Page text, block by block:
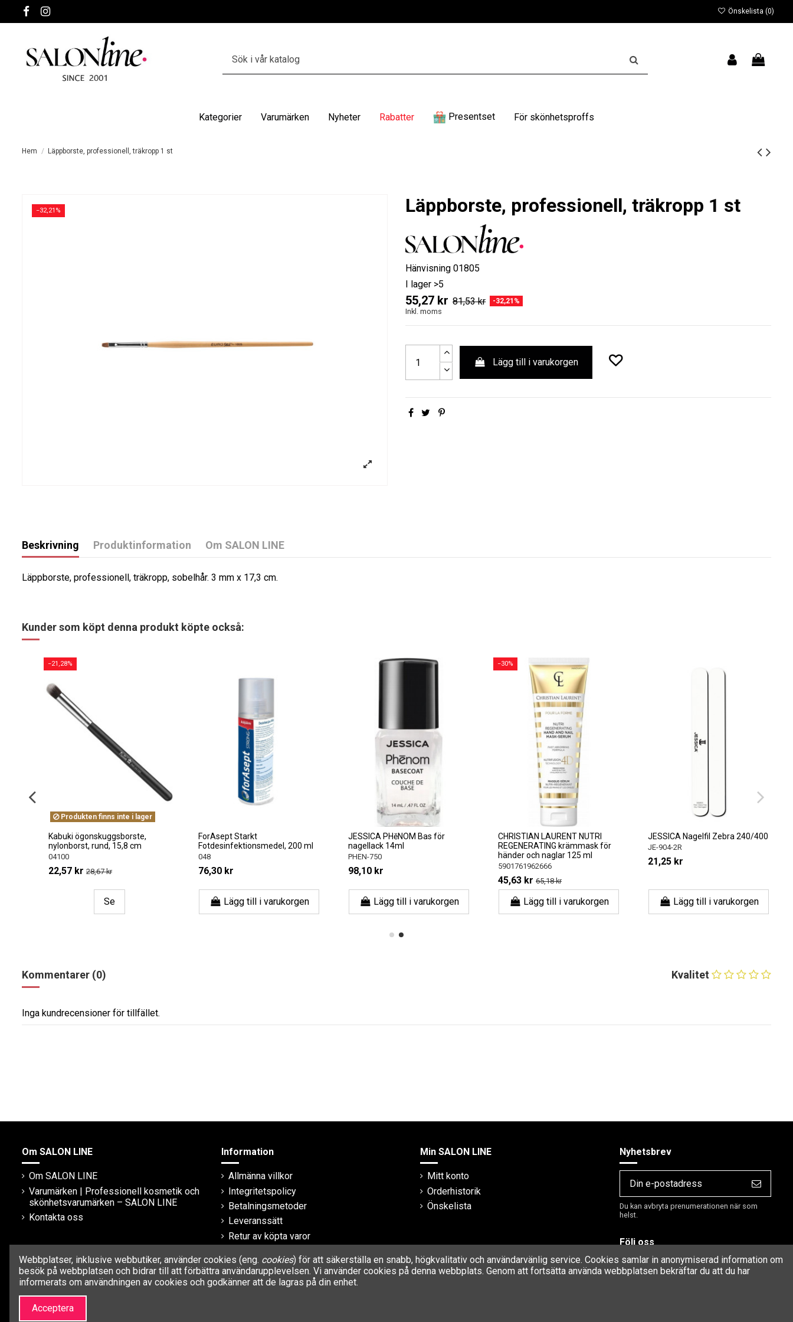
Önskelista (0)
Kategorier Varumärken Nyheter Rabatter Presentset För skönhetsproffs
Hem Läppborste, professionell, träkropp 1 st
−32,21% Läppborste, professionell, träkropp 1 st
Hänvisning 01805
I lager >5
55,27 kr 81,53 kr -32,21%
Inkl. moms
Lägg till i varukorgen
Beskrivning Produktinformation Om SALON LINE
Läppborste, professionell, träkropp, sobelhår. 3 mm x 17,3 cm.
Kunder som köpt denna produkt köpte också:
−21,28%
Produkten finns inte i lager
Kabuki ögonskuggsborste,
nylonborst, rund, 15,8 cm
04100
22,57 kr 28,67 kr
ForAsept Starkt
Fotdesinfektionsmedel, 200 ml
76,30 kr
Lägg till i varukorgen
JESSICA PHĕNOM Bas för
nagellack 14ml
PHEN-750
98,10 kr
Lägg till i varukorgen
−30%
CHRISTIAN LAURENT NUTRI
REGENERATING krämmask för
händer och naglar 125 ml
5901761962666
45,63 kr 65,18 kr
Lägg till i varukorgen
JESSICA Nagelfil Zebra 240/400
JE-904-2R
21,25 kr
Lägg till i varukorgen
Kvalitet
Kommentarer (0)
Inga kundrecensioner för tillfället.
Om SALON LINE
Om SALON LINE
Varumärken | Professionell kosmetik och
skönhetsvarumärken – SALON LINE
Kontakta oss
Information
Allmänna villkor
Integritetspolicy
Betalningsmetoder
Leveranssätt
Retur av köpta varor
Min SALON LINE
Mitt konto
Orderhistorik
Önskelista
Nyhetsbrev
Du kan avbryta prenumerationen när som
helst.
Följ oss
Webbplatser, inklusive webbutiker, använder cookies (eng. cookies) för att säkerställa en snabb, högkvalitativ och användarvänlig service. Cookies samlar in anonymiserad information om
besök på webbplatsen och bidrar till att förbättra användarupplevelsen. Vi använder cookies på denna webbplats. Genom att fortsätta använda webbplatsen bekräftar du att du har
informerats om användningen av cookies och godkänner att de lagras på din enhet.
Acceptera